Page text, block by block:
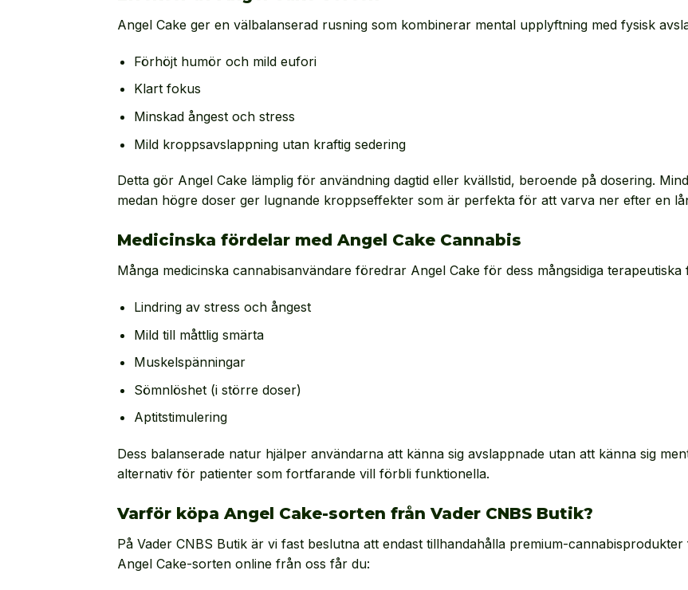
Angel Cake ger en välbalanserad rusning som kombinerar mental upplyftning med fysisk
Förhöjt humör och mild eufori
Klart fokus
Minskad ångest och stress
Mild kroppsavslappning utan kraftig sedering
Detta gör Angel Cake lämplig för användning dagtid eller kvällstid, beroende på dosering.
medan högre doser ger lugnande kroppseffekter som är perfekta för att varva ner efter en
Medicinska fördelar med Angel Cake Cannabis
Många medicinska cannabisanvändare föredrar Angel Cake för dess mångsidiga
Lindring av stress och ångest
Mild till måttlig smärta
Muskelspänningar
Sömnlöshet (i större doser)
Aptitstimulering
Dess balanserade natur hjälper användarna att känna sig avslappnade utan att känna sig
alternativ för patienter som fortfarande vill förbli funktionella.
Varför köpa Angel Cake-sorten från Vader CNBS Butik?
På Vader CNBS Butik är vi fast beslutna att endast tillhandahålla premium-
Angel Cake-sorten online från oss får du: